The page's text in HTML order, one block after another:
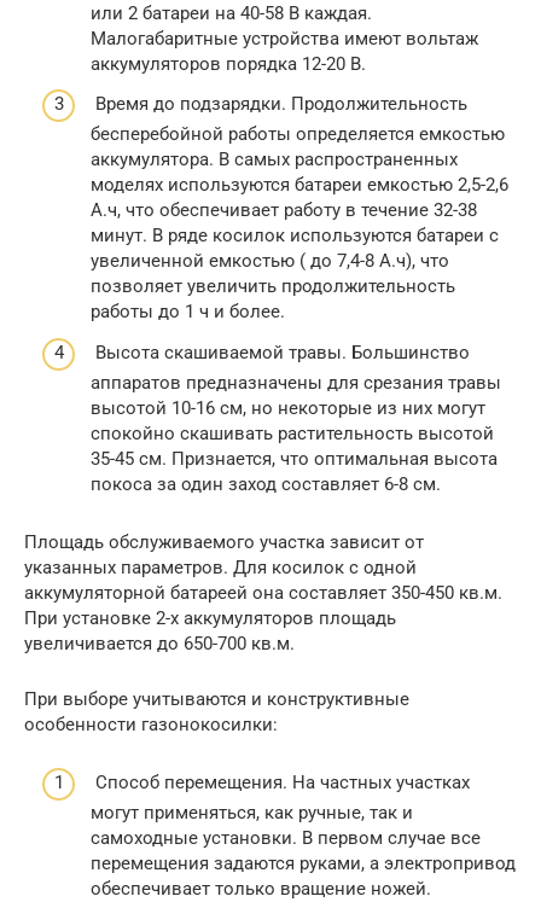
или 2 батареи на 40-58 В каждая.
Малогабаритные устройства имеют вольтаж
аккумуляторов порядка 12-20 В.
Время до подзарядки. Продолжительность
бесперебойной работы определяется емкостью
аккумулятора. В самых распространенных
моделях используются батареи емкостью 2,5-2,6
А.ч, что обеспечивает работу в течение 32-38
минут. В ряде косилок используются батареи с
увеличенной емкостью ( до 7,4-8 А.ч), что
позволяет увеличить продолжительность
работы до 1 ч и более.
Высота скашиваемой травы. Большинство
аппаратов предназначены для срезания травы
высотой 10-16 см, но некоторые из них могут
спокойно скашивать растительность высотой
35-45 см. Признается, что оптимальная высота
покоса за один заход составляет 6-8 см.
Площадь обслуживаемого участка зависит от
указанных параметров. Для косилок с одной
аккумуляторной батареей она составляет 350-450 кв.м.
При установке 2-х аккумуляторов площадь
увеличивается до 650-700 кв.м.
При выборе учитываются и конструктивные
особенности газонокосилки:
Способ перемещения. На частных участках
могут применяться, как ручные, так и
самоходные установки. В первом случае все
перемещения задаются руками, а электропривод
обеспечивает только вращение ножей.